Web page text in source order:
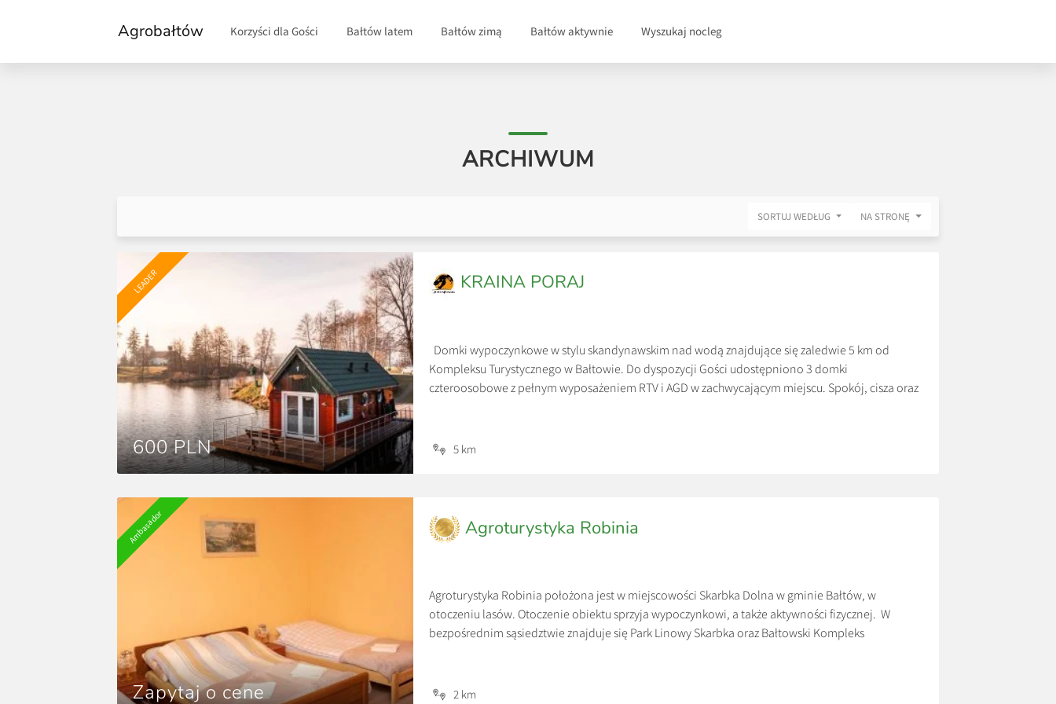
Agrobałtów Korzyści dla Gości Bałtów latem Bałtów zimą Bałtów aktywnie Wyszukaj nocleg
ARCHIWUM
SORTUJ WEDŁUG NA STRONĘ
LEADER
600 PLN
KRAINA PORAJ
Domki wypoczynkowe w stylu skandynawskim nad wodą znajdujące się zaledwie 5 km od
Kompleksu Turystycznego w Bałtowie. Do dyspozycji Gości udostępniono 3 domki
czteroosobowe z pełnym wyposażeniem RTV i AGD w zachwycającym miejscu. Spokój, cisza oraz
5 km
Ambasador
Zapytaj o cene
Agroturystyka Robinia
Agroturystyka Robinia położona jest w miejscowości Skarbka Dolna w gminie Bałtów, w
otoczeniu lasów. Otoczenie obiektu sprzyja wypoczynkowi, a także aktywności fizycznej. W
bezpośrednim sąsiedztwie znajduje się Park Linowy Skarbka oraz Bałtowski Kompleks
2 km